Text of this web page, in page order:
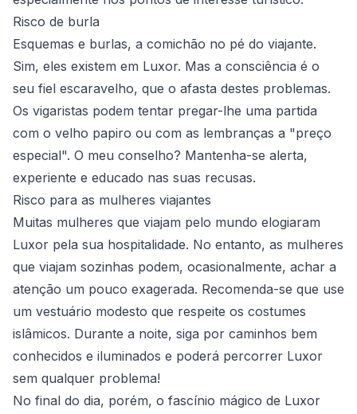
Risco de burla
Esquemas e burlas, a comichão no pé do viajante.
Sim, eles existem em Luxor. Mas a consciência é o
seu fiel escaravelho, que o afasta destes problemas.
Os vigaristas podem tentar pregar-lhe uma partida
com o velho papiro ou com as lembranças a "preço
especial". O meu conselho? Mantenha-se alerta,
experiente e educado nas suas recusas.
Risco para as mulheres viajantes
Muitas mulheres que viajam pelo mundo elogiaram
Luxor pela sua hospitalidade. No entanto, as mulheres
que viajam sozinhas podem, ocasionalmente, achar a
atenção um pouco exagerada. Recomenda-se que use
um vestuário modesto que respeite os costumes
islâmicos. Durante a noite, siga por caminhos bem
conhecidos e iluminados e poderá percorrer Luxor
sem qualquer problema!
No final do dia, porém, o fascínio mágico de Luxor